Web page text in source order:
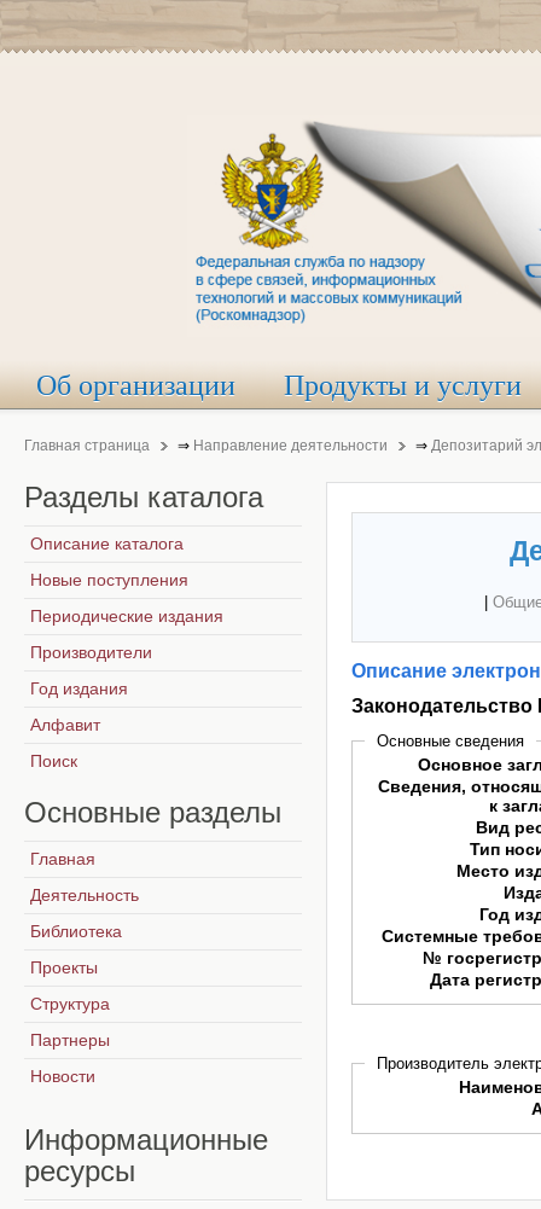
Об организации Продукты и услуги
Главная страница ⇒ Направление деятельности ⇒ Депозитарий
Описание
Законодательство
Основные сведения
Основное
Сведения,
к
Вид
Тип
Место
Год
Системные
№
Дата
Производитель
Разделы каталога
Описание каталога
Новые поступления
Периодические издания
Производители
Год издания
Алфавит
Поиск
Основные разделы
Главная
Деятельность
Библиотека
Проекты
Структура
Партнеры
Новости
Информационные
ресурсы